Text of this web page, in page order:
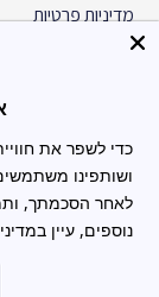
מדיניות פרטיות
שת״פ והפצה
כדי לשפר את
ושותפינו
לאחר הסכמתך,
נוספים, עיין